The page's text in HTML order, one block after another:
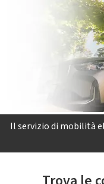
Il servizio di mobilità